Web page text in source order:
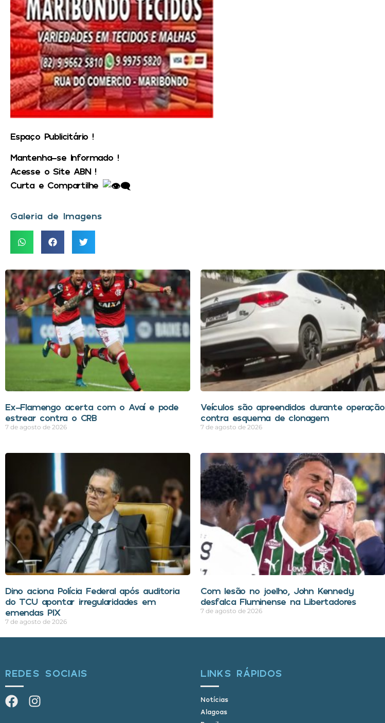
Espaço Publicitário !
Mantenha-se Informado !
Acesse o Site ABN !
Curta e Compartilhe
Galeria de Imagens
Ex-Flamengo acerta com o Avaí e pode
estrear contra o CRB
7 de agosto de 2026
Veículos são apreendidos durante operação
contra esquema de clonagem
7 de agosto de 2026
Dino aciona Polícia Federal após auditoria
do TCU apontar irregularidades em
emendas PIX
7 de agosto de 2026
Com lesão no joelho, John Kennedy
desfalca Fluminense na Libertadores
7 de agosto de 2026
REDES SOCIAIS LINKS RÁPIDOS
Notícias
Alagoas